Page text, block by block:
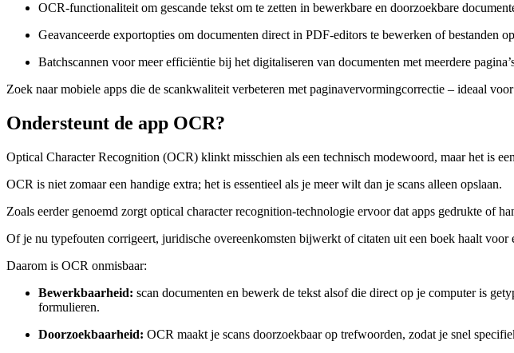
OCR-functionaliteit om gescande tekst om te zetten in bewerkbare en doorzoekbare
Geavanceerde export­opties om documenten direct in PDF-editors te bewerken of bestanden
Batch­scannen voor meer efficiëntie bij het digitaliseren van documenten met meerdere
Zoek naar mobiele apps die de scan­kwaliteit verbeteren met pagina­vervorming­correctie – ideaal
Ondersteunt de app OCR?
Optical Character Recognition (OCR) klinkt misschien als een technisch modewoord, maar het is
OCR is niet zomaar een handige extra; het is essentieel als je meer wilt dan je scans alleen opslaan.
Zoals eerder genoemd zorgt optical character recognition-technologie ervoor dat apps gedrukte of
Of je nu typefouten corrigeert, juridische overeenkomsten bijwerkt of citaten uit een boek haalt voor
Daarom is OCR onmisbaar:
Bewerkbaarheid: scan documenten en bewerk de tekst alsof die direct op je computer is
formulieren.
Doorzoekbaarheid: OCR maakt je scans doorzoekbaar op trefwoorden, zodat je snel